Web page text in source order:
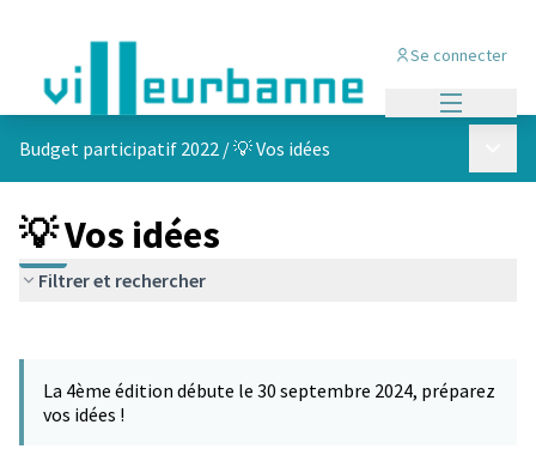
Se connecter
Budget participatif 2022 /💡 Vos idées
💡 Vos idées
Filtrer et rechercher
−
La 4ème édition débute le 30 septembre 2024, préparez
vos idées !